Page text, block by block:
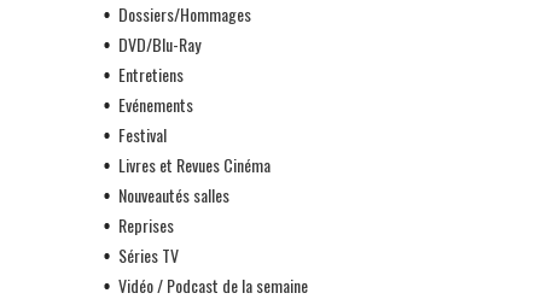
Dossiers/Hommages
DVD/Blu-Ray
Entretiens
Evénements
Festival
Livres et Revues Cinéma
Nouveautés salles
Reprises
Séries TV
Vidéo / Podcast de la semaine